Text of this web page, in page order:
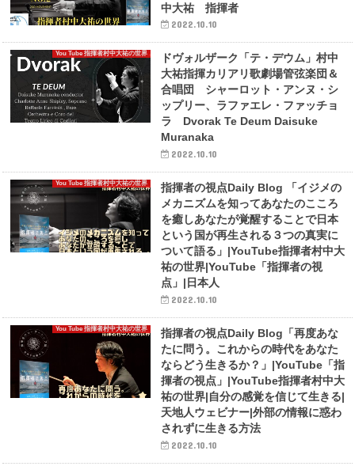
中大祐 指揮者
2022.10.10
You Tube 指揮者村中大祐の世界
ドヴォルザーク「テ・デウム」村中
大祐指揮カリアリ歌劇場管弦楽団＆
合唱団 シャーロット・アンヌ・シ
ップリー、ラファエレ・ファッチョ
ラ Dvorak Te Deum Daisuke
Muranaka
2022.10.10
You Tube 指揮者村中大祐の世界
指揮者の視点Daily Blog 「イジメの
メカニズムを知ってあなたのこころ
を癒しあなたが覚醒することで日本
という国が再生される３つの真実に
ついて語る」|YouTube指揮者村中大
祐の世界|YouTube「指揮者の視
点」|日本人
2022.10.10
You Tube 指揮者村中大祐の世界
指揮者の視点Daily Blog「再度あな
たに問う。これからの時代をあなた
ならどう生きるか？」|YouTube「指
揮者の視点」|YouTube指揮者村中大
祐の世界|自分の感覚を信じて生きる|
天地人ウェビナー|外部の情報に惑わ
されずに生きる方法
2022.10.10